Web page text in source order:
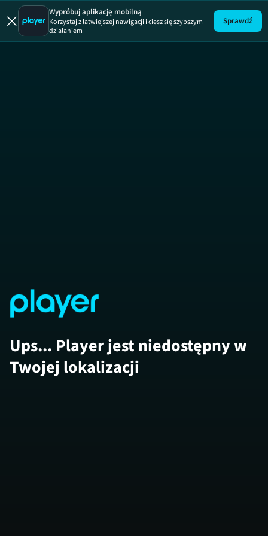
Wypróbuj aplikację mobilną
Korzystaj z łatwiejszej nawigacji i ciesz się szybszym
działaniem
Sprawdź
Ups... Player jest niedostępny w
Twojej lokalizacji